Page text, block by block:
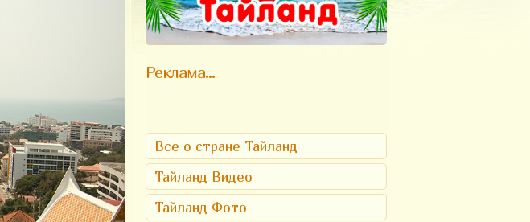
Реклама...
Все о стране Тайланд
Тайланд Видео
Тайланд Фото